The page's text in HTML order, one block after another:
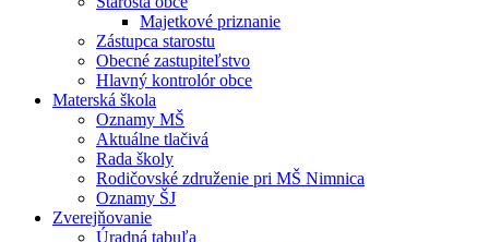
Majetkové priznanie
Zástupca starostu
Obecné zastupiteľstvo
Hlavný kontrolór obce
Materská škola
Oznamy MŠ
Aktuálne tlačivá
Rada školy
Rodičovské združenie pri MŠ Nimnica
Oznamy ŠJ
Zverejňovanie
Úradná tabuľa